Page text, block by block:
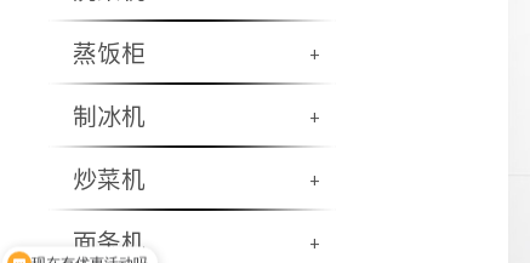
蒸饭柜 +
制冰机 +
炒菜机 +
面条机 +